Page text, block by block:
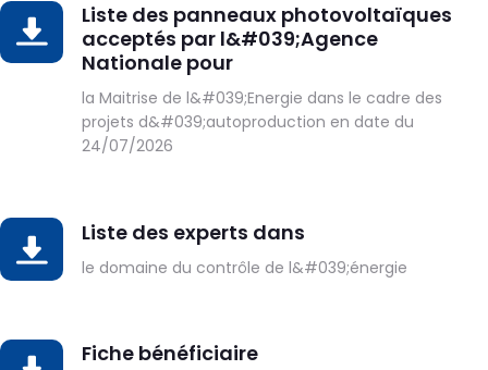
DOWNLOADListe des panneaux photovoltaïques
acceptés par l&#039;Agence
Nationale pour
la Maitrise de l&#039;Energie dans le cadre des
projets d&#039;autoproduction en date du
24/07/2026
DOWNLOADListe des experts dans
le domaine du contrôle de l&#039;énergie
DOWNLOADFiche bénéficiaire